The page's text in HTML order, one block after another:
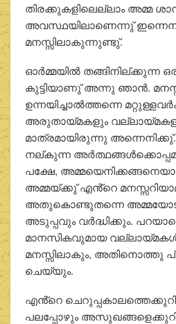
തിരക്കുകളിലെല്ലാം അമ്മ
അവസ്ഥയിലാണെന്നു്
മനസ്സിലാകുന്നുണ്ടു്.
ഓര്‍മ്മയില്‍ തങ്ങിനില്ക്കുന്ന
കുട്ടിയാണു് അന്നു ഞാന്‍.
ഉന്നയിച്ചാല്‍ത്തന്നെ
അരുതായ്മകളും
മാത്രമായിരുന്നു
നല്കുന്ന
പക്ഷേ,
അമ്മയ്ക്കു് എൻ്റെ
അതുകൊണ്ടുതന്നെ
അടുപ്പവും വര്‍ദ്ധിക്കും.
മാനസികവുമായ
മനസ്സിലാകും, അതിനൊത്തു
ചെയ്യും.
എൻ്റെ
പലപ്പോഴും